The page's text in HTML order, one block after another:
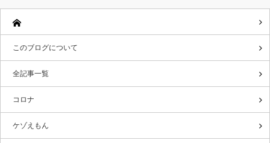
このブログについて
全記事一覧
コロナ
ケゾえもん